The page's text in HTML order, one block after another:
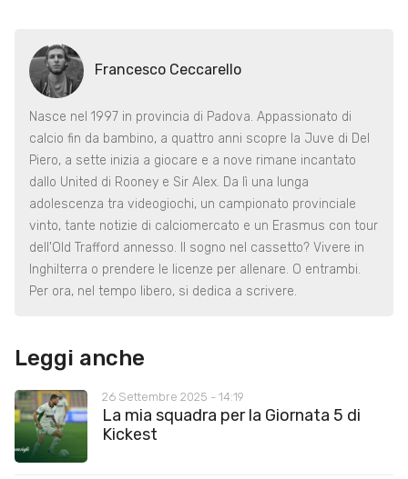
Francesco Ceccarello
Nasce nel 1997 in provincia di Padova. Appassionato di
calcio fin da bambino, a quattro anni scopre la Juve di Del
Piero, a sette inizia a giocare e a nove rimane incantato
dallo United di Rooney e Sir Alex. Da lì una lunga
adolescenza tra videogiochi, un campionato provinciale
vinto, tante notizie di calciomercato e un Erasmus con tour
dell'Old Trafford annesso. Il sogno nel cassetto? Vivere in
Inghilterra o prendere le licenze per allenare. O entrambi.
Per ora, nel tempo libero, si dedica a scrivere.
Leggi anche
26 Settembre 2025 - 14:19
La mia squadra per la Giornata 5 di
Kickest